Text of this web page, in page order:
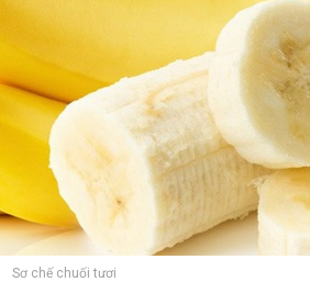
Sơ chế chuối tươi